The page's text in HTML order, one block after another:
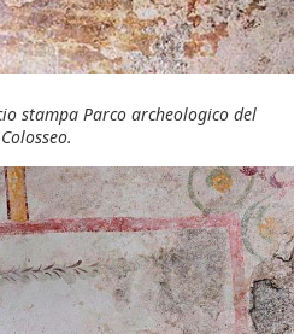
stampa Parco archeologico del
Colosseo.